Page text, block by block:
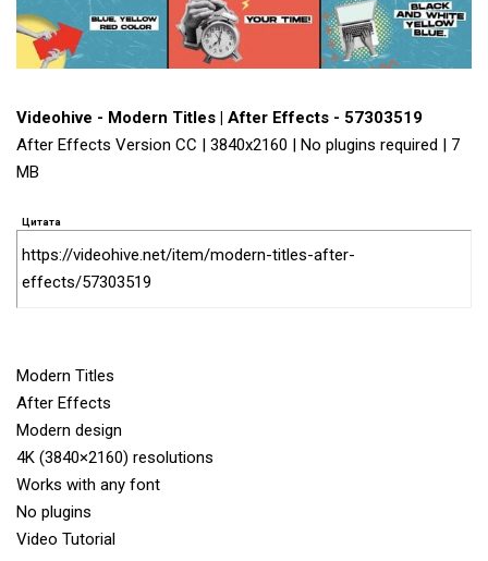
Videohive - Modern Titles | After Effects - 57303519
After Effects Version CC | 3840x2160 | No plugins required | 7
MB
Цитата
https://videohive.net/item/modern-titles-after-
effects/57303519
Modern Titles
After Effects
Modern design
4K (3840×2160) resolutions
Works with any font
No plugins
Video Tutorial